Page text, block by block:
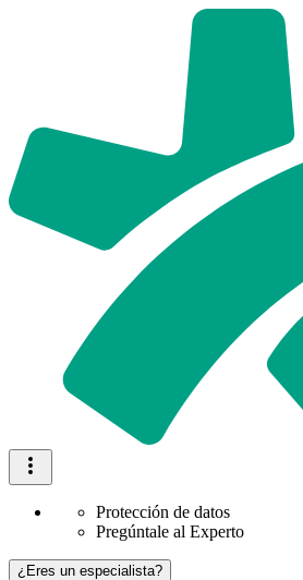
Protección de datos
Pregúntale al Experto
¿Eres un especialista?